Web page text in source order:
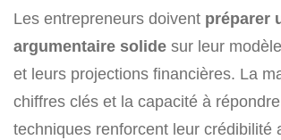
Les entrepreneurs doivent préparer
argumentaire solide sur leur
et leurs projections financières. La
chiffres clés et la capacité à
techniques renforcent leur crédibilité